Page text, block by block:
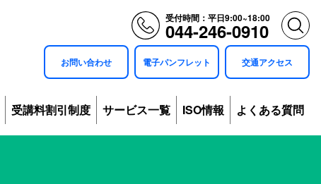
受付時間：平日9:00~18:00
044-246-0910
お問い合わせ 電子パンフレット 交通アクセス
受講料割引制度 サービス一覧 ISO情報 よくある質問